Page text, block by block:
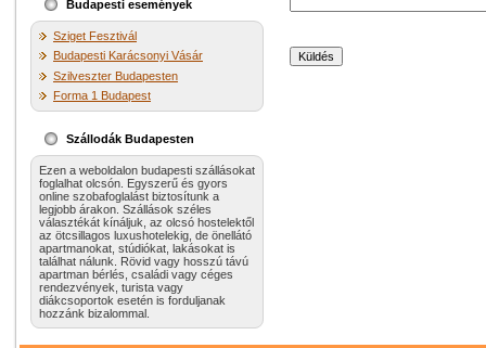
Budapesti események
Sziget Fesztivál
Budapesti Karácsonyi Vásár
Szilveszter Budapesten
Forma 1 Budapest
Szállodák Budapesten
Ezen a weboldalon budapesti szállásokat
foglalhat olcsón. Egyszerű és gyors
online szobafoglalást biztosítunk a
legjobb árakon. Szállások széles
választékát kínáljuk, az olcsó hostelektől
az ötcsillagos luxushotelekig, de önellátó
apartmanokat, stúdiókat, lakásokat is
találhat nálunk. Rövid vagy hosszú távú
apartman bérlés, családi vagy céges
rendezvények, turista vagy
diákcsoportok esetén is forduljanak
hozzánk bizalommal.